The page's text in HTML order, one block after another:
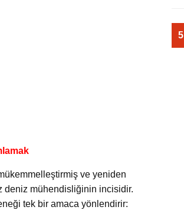
ve yeniden
deniz mühendisliğinin incisidir.
tek bir amaca yönlendirir:
5